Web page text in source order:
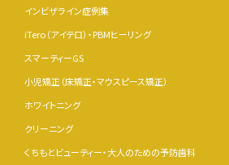
インビザライン症例集
iTero（アイテロ）・PBMヒーリング
スマーティーGS
小児矯正（床矯正・マウスピース矯正）
ホワイトニング
クリーニング
くちもとビューティー・大人のための予防歯科